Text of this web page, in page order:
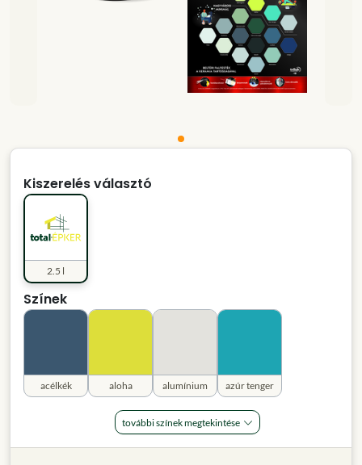
Kiszerelés választó
2.5 l
Színek
acélkék aloha alumínium azúr tenger
további színek megtekintése